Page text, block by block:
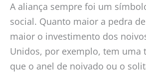
A aliança sempre foi um
social. Quanto maior a pedra
maior o investimento dos
Unidos, por exemplo, tem uma
que o anel de noivado ou o